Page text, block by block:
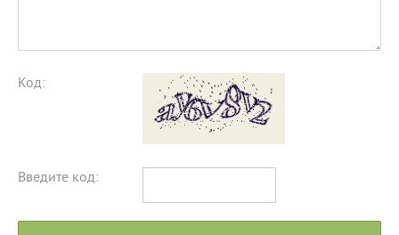
Код:
Введите код: